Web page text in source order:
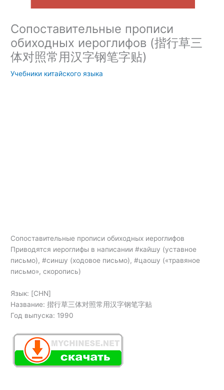
Сопоставительные прописи
обиходных иероглифов (揩行草三
体对照常用汉字钢笔字贴)
Учебники китайского языка
Сопоставительные прописи обиходных иероглифов
Приводятся иероглифы в написании #кайшу (уставное
письмо), #синшу (ходовое письмо), #цаошу («травяное
письмо», скоропись)
Язык: [CHN]
Название: 揩行草三体对照常用汉字钢笔字贴
Год выпуска: 1990